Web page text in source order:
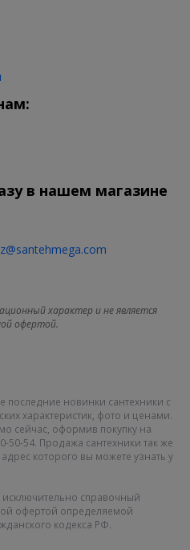
в нашем магазине
характер и не является
офертой.
последние новинки сантехники с
характеристик, фото и ценами.
сейчас, оформив покупку на
50-54. Продажа сантехники так же
которого вы можете узнать у
справочный
офертой определяемой
кодекса РФ.